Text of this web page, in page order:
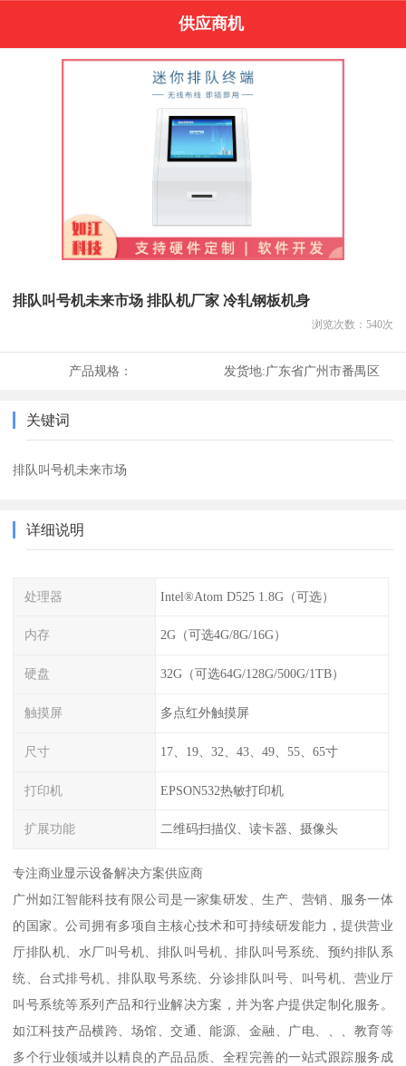
供应商机
排队叫号机未来市场 排队机厂家 冷轧钢板机身
浏览次数： 540次
产品规格： 发货地:广东省广州市番禺区
关键词
排队叫号机未来市场
详细说明
处理器 Intel®Atom D525 1.8G（可选）
内存 2G（可选4G/8G/16G）
硬盘 32G（可选64G/128G/500G/1TB）
触摸屏 多点红外触摸屏
尺寸 17、19、32、43、49、55、65寸
打印机 EPSON532热敏打印机
扩展功能 二维码扫描仪、读卡器、摄像头
专注商业显示设备解决方案供应商
广州如江智能科技有限公司是一家集研发、生产、营销、服务一体
的国家。公司拥有多项自主核心技术和可持续研发能力，提供营业
厅排队机、水厂叫号机、排队叫号机、排队叫号系统、预约排队系
统、台式排号机、排队取号系统、分诊排队叫号、叫号机、营业厅
叫号系统等系列产品和行业解决方案，并为客户提供定制化服务。
如江科技产品横跨、场馆、交通、能源、金融、广电、、、教育等
多个行业领域并以精良的产品品质、全程完善的一站式跟踪服务成